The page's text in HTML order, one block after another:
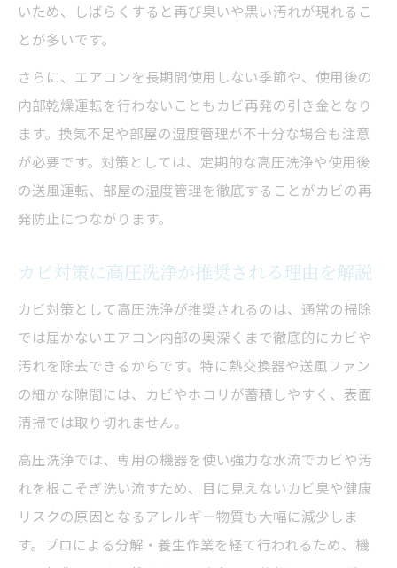
効果比較表
高圧洗浄ならではのメリットと注意点
手掃除で届かないカビを高圧洗浄で撃退
エアコンクリーニングの選び方と判断基準
家庭でできる掃除とプロの違いを知る
カビ再発を防ぐための具体的なエアコン掃除対
策
カビ再発防止に有効な掃除方法と対策一覧
表
につける
高圧洗浄後におすすめの抗菌ケア
室内の湿度管理でカビを予防するコツ
いため、しばらくすると再び臭いや黒い汚れが現れるこ
とが多いです。
さらに、エアコンを長期間使用しない季節や、使用後の
内部乾燥運転を行わないこともカビ再発の引き金となり
ます。換気不足や部屋の湿度管理が不十分な場合も注意
が必要です。対策としては、定期的な高圧洗浄や使用後
の送風運転、部屋の湿度管理を徹底することがカビの再
発防止につながります。
カビ対策に高圧洗浄が推奨される理由を解説
カビ対策として高圧洗浄が推奨されるのは、通常の掃除
では届かないエアコン内部の奥深くまで徹底的にカビや
汚れを除去できるからです。特に熱交換器や送風ファン
の細かな隙間には、カビやホコリが蓄積しやすく、表面
清掃では取り切れません。
高圧洗浄では、専用の機器を使い強力な水流でカビや汚
れを根こそぎ洗い流すため、目に見えないカビ臭や健康
リスクの原因となるアレルギー物質も大幅に減少しま
す。プロによる分解・養生作業を経て行われるため、機